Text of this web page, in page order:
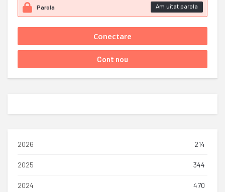
Am uitat parola
2026 214
2025 344
2024 470